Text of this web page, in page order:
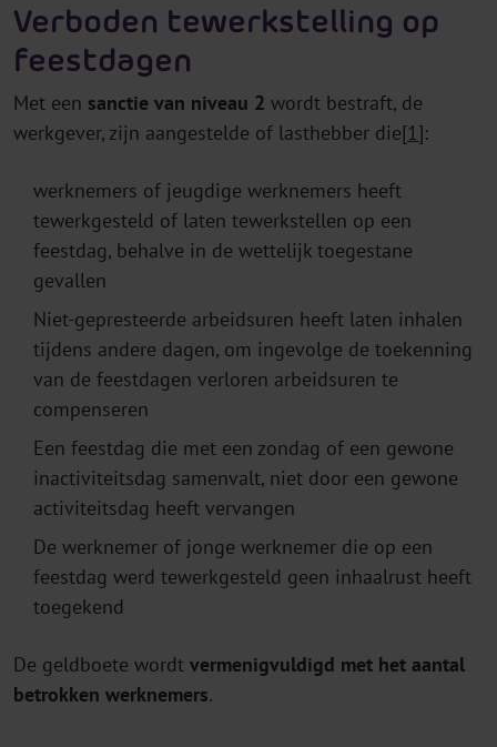
Verboden tewerkstelling op
feestdagen
Met een sanctie van niveau 2 wordt bestraft, de
werkgever, zijn aangestelde of lasthebber die[1]:
werknemers of jeugdige werknemers heeft
tewerkgesteld of laten tewerkstellen op een
feestdag, behalve in de wettelijk toegestane
gevallen
Niet-gepresteerde arbeidsuren heeft laten inhalen
tijdens andere dagen, om ingevolge de toekenning
van de feestdagen verloren arbeidsuren te
compenseren
Een feestdag die met een zondag of een gewone
inactiviteitsdag samenvalt, niet door een gewone
activiteitsdag heeft vervangen
De werknemer of jonge werknemer die op een
feestdag werd tewerkgesteld geen inhaalrust heeft
toegekend
De geldboete wordt vermenigvuldigd met het aantal
betrokken werknemers.